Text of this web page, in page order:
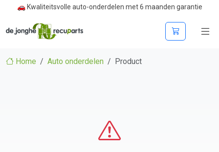
🚗 Kwaliteitsvolle auto-onderdelen met 6 maanden garantie
Home Auto onderdelen Product